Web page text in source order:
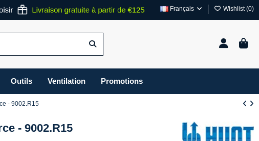
Français Wishlist (0)
Outils Ventilation Promotions
- 9002.R15
- 9002.R15